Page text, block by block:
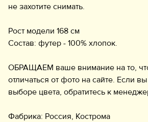
не захотите снимать.
Рост модели 168 см
Состав: футер - 100% хлопок.
ОБРАЩАЕМ ваше внимание на то,
отличаться от фото на сайте. Если
выборе цвета, обратитесь к
Фабрика: Россия, Кострома